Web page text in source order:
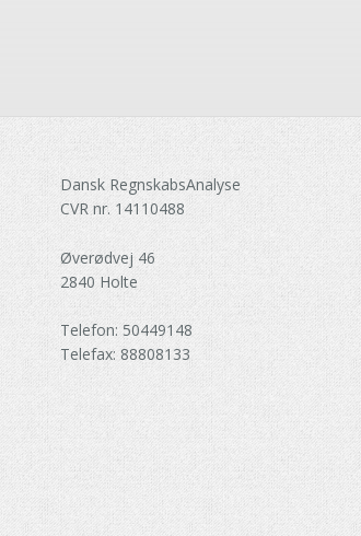
Dansk RegnskabsAnalyse
CVR nr. 14110488
Øverødvej 46
2840 Holte
Telefon: 50449148
Telefax: 88808133